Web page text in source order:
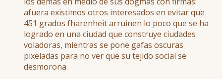
afuera existimos otros interesados en evitar que
451 grados fharenheit arruinen lo poco que se ha
logrado en una ciudad que construye ciudades
voladoras, mientras se pone gafas oscuras
pixeladas para no ver que su tejido social se
desmorona.